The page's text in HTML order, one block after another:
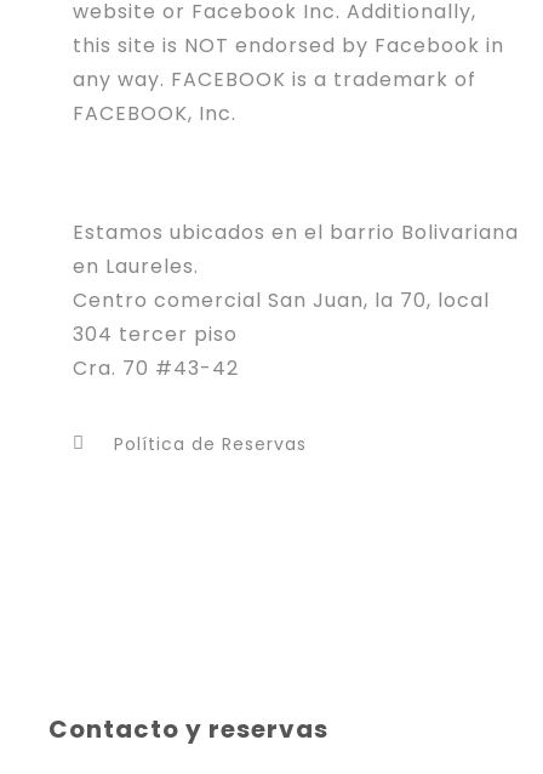
website or Facebook Inc. Additionally,
this site is NOT endorsed by Facebook in
any way. FACEBOOK is a trademark of
FACEBOOK, Inc.
Estamos ubicados en el barrio Bolivariana
en Laureles.
Centro comercial San Juan, la 70, local
304 tercer piso
Cra. 70 #43-42
Política de Reservas
Contacto y reservas